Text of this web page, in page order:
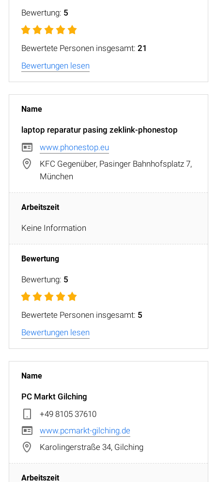
Bewertung: 5
Bewertete Personen insgesamt: 21
Bewertungen lesen
laptop reparatur pasing zeklink-phonestop
www.phonestop.eu
KFC Gegenüber, Pasinger Bahnhofsplatz 7,
München
Keine Information
Bewertung: 5
Bewertete Personen insgesamt: 5
Bewertungen lesen
PC Markt Gilching
+49 8105 37610
www.pcmarkt-gilching.de
Karolingerstraße 34, Gilching